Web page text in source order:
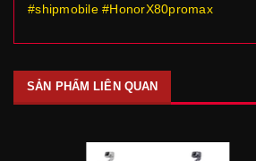
#shipmobile #HonorX80promax
SẢN PHẨM LIÊN QUAN